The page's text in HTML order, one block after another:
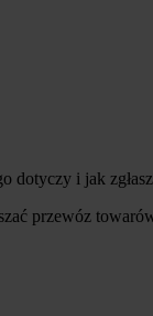
dotyczy i jak